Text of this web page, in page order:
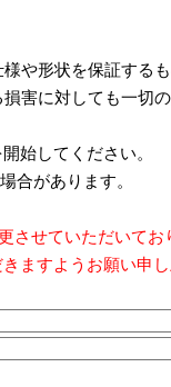
や形状を保証するも
害に対しても一切の
始してください。
合があります。
させていただいてお
ますようお願い申し